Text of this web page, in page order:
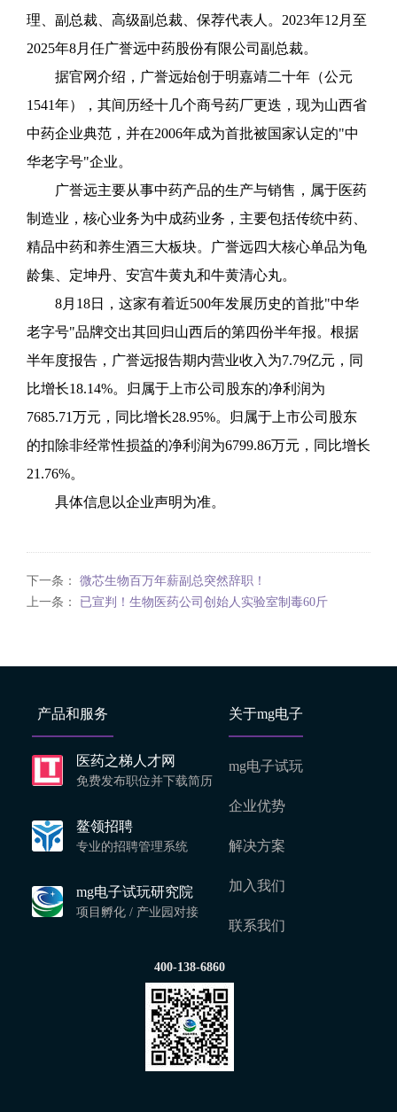
理、副总裁、高级副总裁、保荐代表人。2023年12月至
2025年8月任广誉远中药股份有限公司副总裁。
据官网介绍，广誉远始创于明嘉靖二十年（公元
1541年），其间历经十几个商号药厂更迭，现为山西省
中药企业典范，并在2006年成为首批被国家认定的"中
华老字号"企业。
广誉远主要从事中药产品的生产与销售，属于医药
制造业，核心业务为中成药业务，主要包括传统中药、
精品中药和养生酒三大板块。广誉远四大核心单品为龟
龄集、定坤丹、安宫牛黄丸和牛黄清心丸。
8月18日，这家有着近500年发展历史的首批"中华
老字号"品牌交出其回归山西后的第四份半年报。根据
半年度报告，广誉远报告期内营业收入为7.79亿元，同
比增长18.14%。归属于上市公司股东的净利润为
7685.71万元，同比增长28.95%。归属于上市公司股东
的扣除非经常性损益的净利润为6799.86万元，同比增长
21.76%。
具体信息以企业声明为准。
下一条： 微芯生物百万年薪副总突然辞职！
上一条： 已宣判！生物医药公司创始人实验室制毒60斤
产品和服务
医药之梯人才网
免费发布职位并下载简历
鳌领招聘
专业的招聘管理系统
mg电子试玩研究院
项目孵化 / 产业园对接
关于mg电子
mg电子试玩
企业优势
解决方案
加入我们
联系我们
400-138-6860